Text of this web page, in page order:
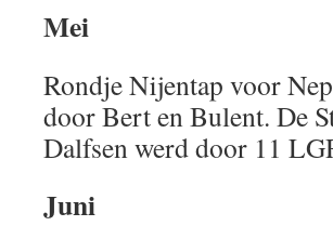
Mei
Rondje Nijentap voor
door Bert en Bulent. De
Dalfsen werd door 11
Juni